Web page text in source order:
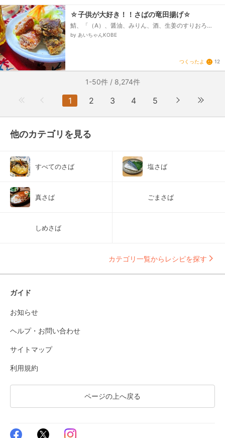
☆子供が大好き！！さばの竜田揚げ☆
鯖、「（A）、醤油、みりん、酒、生姜のすりおろ
し」、片栗粉、揚げ油
by あいちゃんKOBE
つくったよ 12
1-50件 / 8,274件
1 2 3 4 5
他のカテゴリを見る
すべてのさば 塩さば
真さば ごまさば
しめさば
カテゴリ一覧からレシピを探す
ガイド
お知らせ
ヘルプ・お問い合わせ
サイトマップ
利用規約
ページの上へ戻る